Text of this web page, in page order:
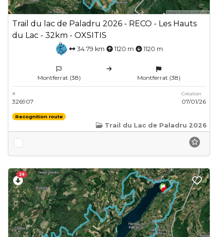
Trail du lac de Paladru 2026 - RECO - Les Hauts
du Lac - 32km - OXSITIS
34.79 km 1120 m 1120 m
Montferrat (38) Montferrat (38)
#
326907
Création
07/01/26
Recognition route
Trail du Lac de Paladru 2026
26